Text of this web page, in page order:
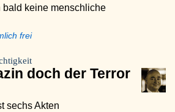
bald keine menschliche
frei
doch der Terror
sechs Akten